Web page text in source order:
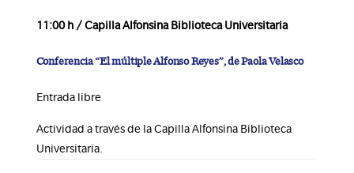
11:00 h / Capilla Alfonsina Biblioteca Universitaria
Conferencia “El múltiple Alfonso Reyes”, de Paola Velasco
Entrada libre
Actividad a través de la Capilla Alfonsina Biblioteca
Universitaria.